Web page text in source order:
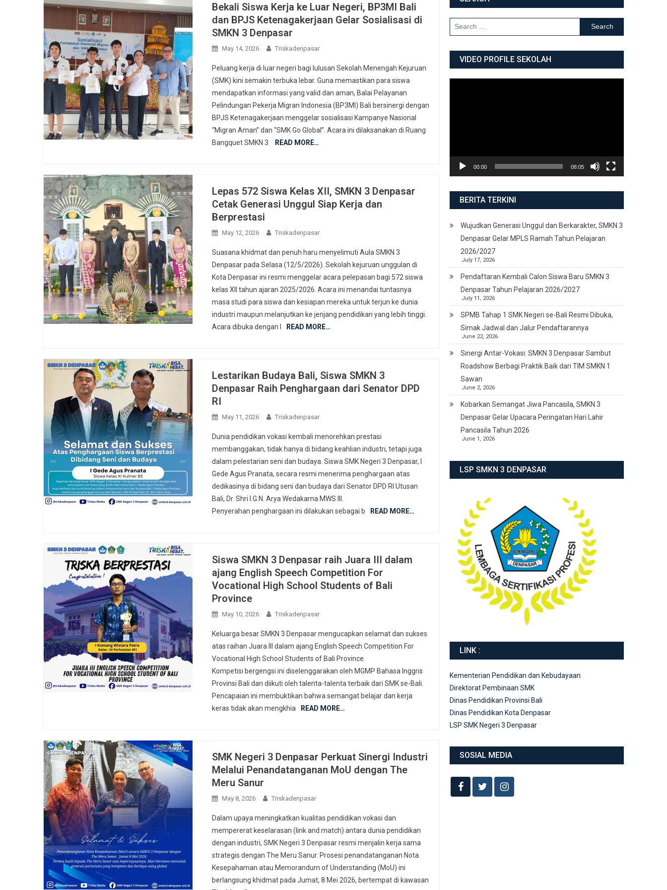
Bekali Siswa Kerja ke Luar Negeri, BP3MI Bali
dan BPJS Ketenagakerjaan Gelar Sosialisasi di
SMKN 3 Denpasar
May 14, 2026 Triskadenpasar
Peluang kerja di luar negeri bagi lulusan Sekolah Menengah Kejuruan
(SMK) kini semakin terbuka lebar. Guna memastikan para siswa
mendapatkan informasi yang valid dan aman, Balai Pelayanan
Pelindungan Pekerja Migran Indonesia (BP3MI) Bali bersinergi dengan
BPJS Ketenagakerjaan menggelar sosialisasi Kampanye Nasional
“Migran Aman” dan “SMK Go Global”. Acara ini dilaksanakan di Ruang
Bangquet SMKN 3
READ MORE…
Lepas 572 Siswa Kelas XII, SMKN 3 Denpasar
Cetak Generasi Unggul Siap Kerja dan
Berprestasi
May 12, 2026 Triskadenpasar
Suasana khidmat dan penuh haru menyelimuti Aula SMKN 3
Denpasar pada Selasa (12/5/2026). Sekolah kejuruan unggulan di
Kota Denpasar ini resmi menggelar acara pelepasan bagi 572 siswa
kelas XII tahun ajaran 2025/2026. Acara ini menandai tuntasnya
masa studi para siswa dan kesiapan mereka untuk terjun ke dunia
industri maupun melanjutkan ke jenjang pendidikan yang lebih tinggi.
Acara dibuka dengan l
READ MORE…
Lestarikan Budaya Bali, Siswa SMKN 3
Denpasar Raih Penghargaan dari Senator DPD
RI
May 11, 2026 Triskadenpasar
Dunia pendidikan vokasi kembali menorehkan prestasi
membanggakan, tidak hanya di bidang keahlian industri, tetapi juga
dalam pelestarian seni dan budaya. Siswa SMK Negeri 3 Denpasar, I
Gede Agus Pranata, secara resmi menerima penghargaan atas
dedikasinya di bidang seni dan budaya dari Senator DPD RI Utusan
Bali, Dr. Shri I.G.N. Arya Wedakarna MWS III.
Penyerahan penghargaan ini dilakukan sebagai b
READ MORE…
Siswa SMKN 3 Denpasar raih Juara III dalam
ajang English Speech Competition For
Vocational High School Students of Bali
Province
May 10, 2026 Triskadenpasar
Keluarga besar SMKN 3 Denpasar mengucapkan selamat dan sukses
atas raihan Juara III dalam ajang English Speech Competition For
Vocational High School Students of Bali Province.
Kompetisi bergengsi ini diselenggarakan oleh MGMP Bahasa Inggris
Provinsi Bali dan diikuti oleh talenta-talenta terbaik dari SMK se-Bali.
Pencapaian ini membuktikan bahwa semangat belajar dan kerja
keras tidak akan mengkhia
READ MORE…
SMK Negeri 3 Denpasar Perkuat Sinergi Industri
Melalui Penandatanganan MoU dengan The
Meru Sanur
May 8, 2026 Triskadenpasar
Dalam upaya meningkatkan kualitas pendidikan vokasi dan
mempererat keselarasan (link and match) antara dunia pendidikan
dengan industri, SMK Negeri 3 Denpasar resmi menjalin kerja sama
strategis dengan The Meru Sanur. Prosesi penandatanganan Nota
Kesepahaman atau Memorandum of Understanding (MoU) ini
berlangsung khidmat pada Jumat, 8 Mei 2026, bertempat di kawasan
Search for:
VIDEO PROFILE SEKOLAH
00:00 08:05
BERITA TERKINI
Wujudkan Generasi Unggul dan Berkarakter, SMKN 3
Denpasar Gelar MPLS Ramah Tahun Pelajaran
2026/2027
July 17, 2026
Pendaftaran Kembali Calon Siswa Baru SMKN 3
Denpasar Tahun Pelajaran 2026/2027
July 11, 2026
SPMB Tahap 1 SMK Negeri se-Bali Resmi Dibuka,
Simak Jadwal dan Jalur Pendaftarannya
June 22, 2026
Sinergi Antar-Vokasi: SMKN 3 Denpasar Sambut
Roadshow Berbagi Praktik Baik dari TIM SMKN 1
Sawan
June 2, 2026
Kobarkan Semangat Jiwa Pancasila, SMKN 3
Denpasar Gelar Upacara Peringatan Hari Lahir
Pancasila Tahun 2026
June 1, 2026
LSP SMKN 3 DENPASAR
LINK :
Kementerian Pendidikan dan Kebudayaan
Direktorat Pembinaan SMK
Dinas Pendidikan Provinsi Bali
Dinas Pendidikan Kota Denpasar
LSP SMK Negeri 3 Denpasar
SOSIAL MEDIA